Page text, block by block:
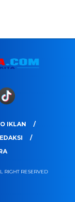
IKLAN
RIGHT RESERVED